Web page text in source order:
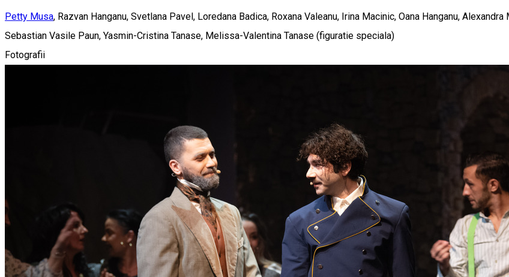
Petty Musa, Razvan Hanganu, Svetlana Pavel, Loredana Badica, Roxana Valeanu, Irina Macinic, Oana Hanganu,
Sebastian Vasile Paun, Yasmin-Cristina Tanase, Melissa-Valentina Tanase (figuratie speciala)
Fotografii